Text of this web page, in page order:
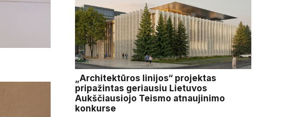
„Architektūros linijos“ projektas
pripažintas geriausiu Lietuvos
Aukščiausiojo Teismo atnaujinimo
konkurse